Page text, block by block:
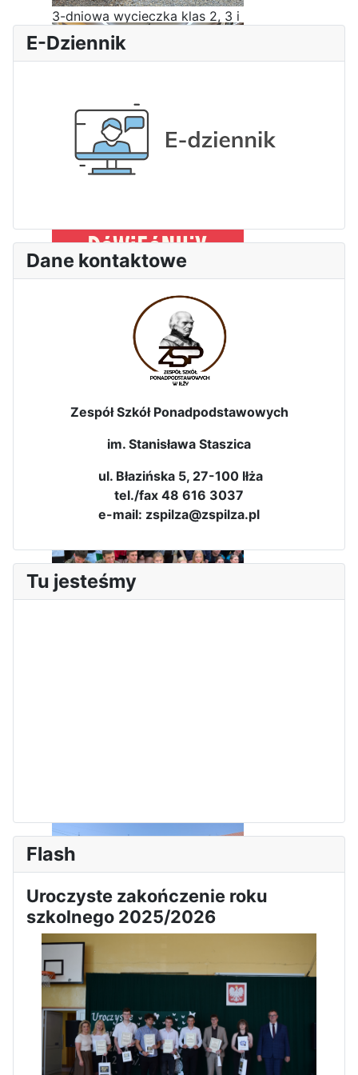
3-dniowa wycieczka klas 2, 3 i
4 technikum w Bieszczady
Wizyta edukacyjna w Areszcie
Bezpieczeństwo i kompetencje
uczniów - nasz priorytet
Dni Leśmianowskie 2026
Sukces Kingi na XXXVI
Olimpiadzie Teologii Katolickiej
Obchody Święta Konstytucji 3
Maja w Iłży
E-Dziennik
Dane kontaktowe
Zespół Szkół Ponadpodstawowych
im. Stanisława Staszica
ul. Błazińska 5, 27-100 Iłża
tel./fax 48 616 3037
e-mail: zspilza@zspilza.pl
Tu jesteśmy
Flash
Uroczyste zakończenie roku
szkolnego 2025/2026